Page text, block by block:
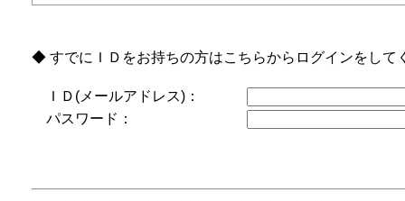
◆ すでにＩＤをお持ちの方はこちらからログインをして
ＩＤ(メールアドレス)：
パスワード：